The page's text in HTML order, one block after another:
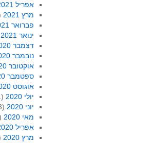
אפריל 2021
מרץ 2021
פברואר 2021
ינואר 2021
דצמבר 2020
נובמבר 2020
אוקטובר 2020
ספטמבר 2020
אוגוסט 2020
יולי 2020
(1)
יוני 2020
(3)
מאי 2020
אפריל 2020
מרץ 2020